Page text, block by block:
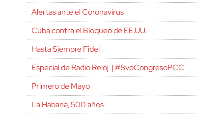
Alertas ante el Coronavirus
Cuba contra el Bloqueo de EE.UU.
Hasta Siempre Fidel
Especial de Radio Reloj | #8voCongresoPCC
Primero de Mayo
La Habana, 500 años